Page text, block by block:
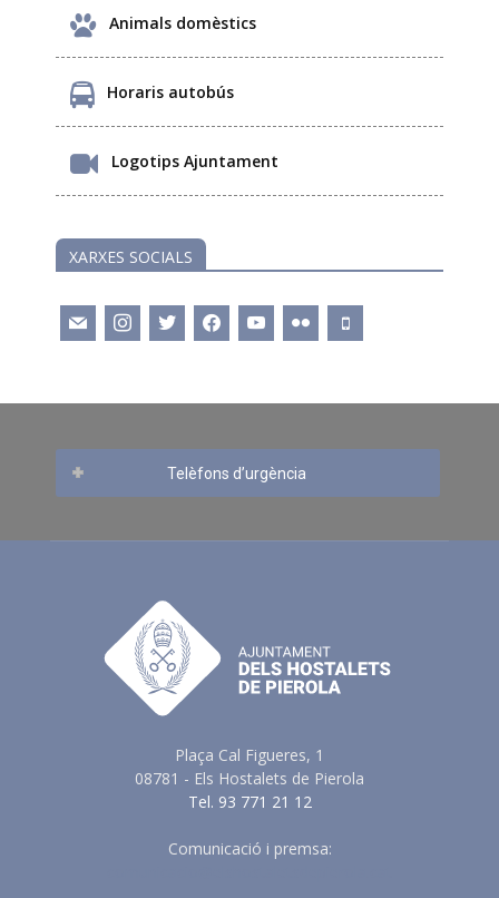
Animals domèstics
Horaris autobús
Logotips Ajuntament
XARXES SOCIALS
mail instagram
twitter facebookyoutubeflickr mobile
Telèfons d’urgència
Plaça Cal Figueres, 1
08781 - Els Hostalets de Pierola
Tel. 93 771 21 12
Comunicació i premsa: